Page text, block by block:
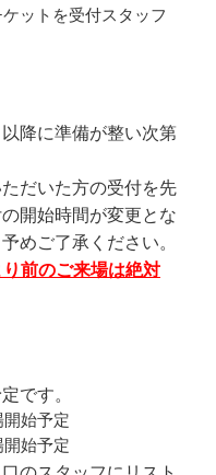
ットを受付スタッフ
降に準備が整い次第
だいた方の受付を先
開始時間が変更とな
めご了承ください。
前のご来場は絶対
です。
開始予定
開始予定